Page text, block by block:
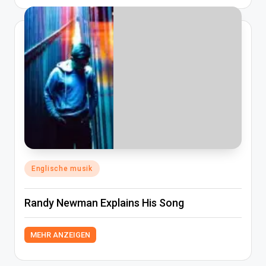
Posted
in
Englische musik
Randy Newman Explains His Song
MEHR ANZEIGEN